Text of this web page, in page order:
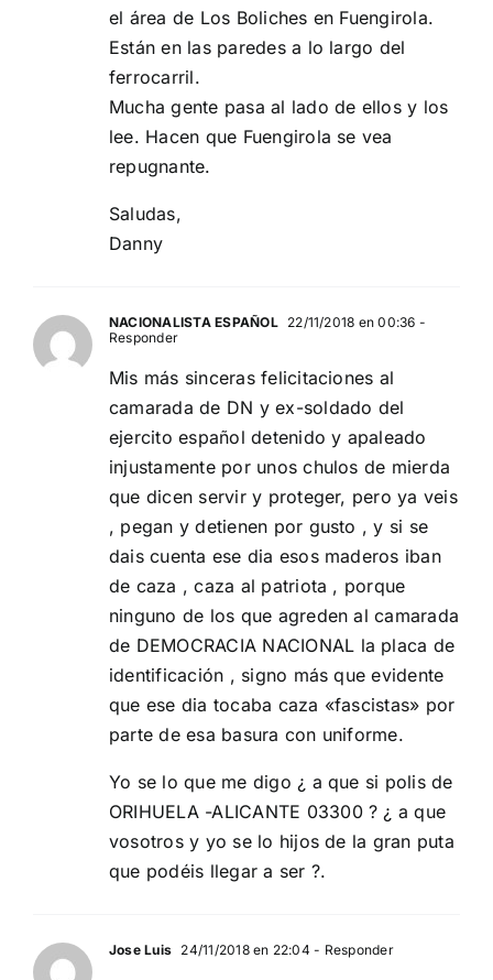
el área de Los Boliches en Fuengirola.
Están en las paredes a lo largo del
ferrocarril.
Mucha gente pasa al lado de ellos y los
lee. Hacen que Fuengirola se vea
repugnante.
Saludas,
Danny
NACIONALISTA ESPAÑOL 22/11/2018 en 00:36 -
Responder
Mis más sinceras felicitaciones al
camarada de DN y ex-soldado del
ejercito español detenido y apaleado
injustamente por unos chulos de mierda
que dicen servir y proteger, pero ya veis
, pegan y detienen por gusto , y si se
dais cuenta ese dia esos maderos iban
de caza , caza al patriota , porque
ninguno de los que agreden al camarada
de DEMOCRACIA NACIONAL la placa de
identificación , signo más que evidente
que ese dia tocaba caza «fascistas» por
parte de esa basura con uniforme.
Yo se lo que me digo ¿ a que si polis de
ORIHUELA -ALICANTE 03300 ? ¿ a que
vosotros y yo se lo hijos de la gran puta
que podéis llegar a ser ?.
Jose Luis 24/11/2018 en 22:04 - Responder